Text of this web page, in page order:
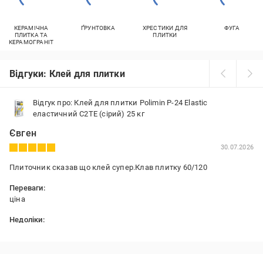
КЕРАМІЧНА
ПЛИТКА ТА
КЕРАМОГРАНІТ
ҐРУНТОВКА
ХРЕСТИКИ ДЛЯ
ПЛИТКИ
ФУГА
Відгуки: Клей для плитки
Відгук про: Клей для плитки Polimin P-24 Elastic
еластичний C2TE (сірий) 25 кг
Євген
30.07.2026
Плиточник сказав що клей супер.Клав плитку 60/120
Переваги:
ціна
Недоліки: